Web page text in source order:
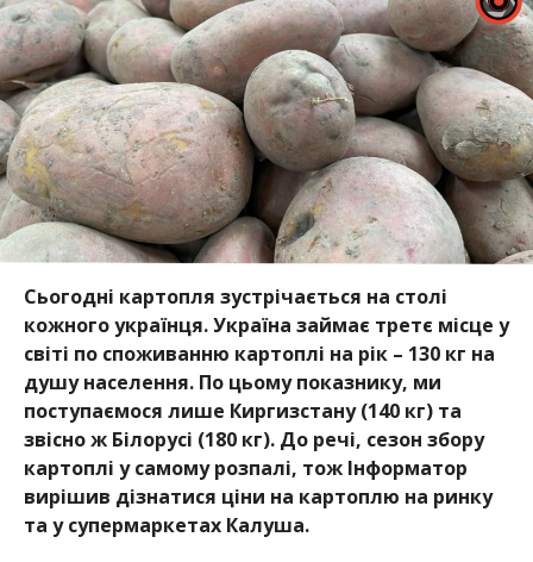
Сьогодні картопля зустрічається на столі
кожного українця. Україна займає третє місце у
світі по споживанню картоплі на рік – 130 кг на
душу населення. По цьому показнику, ми
поступаємося лише Киргизстану (140 кг) та
звісно ж Білорусі (180 кг). До речі, сезон збору
картоплі у самому розпалі, тож Інформатор
вирішив дізнатися ціни на картоплю на ринку
та у супермаркетах Калуша.